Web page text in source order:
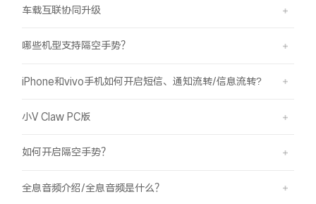
车载互联协同升级
哪些机型支持隔空手势？
iPhone和vivo手机如何开启短信、通知流转/信息流转?
小V Claw PC版
如何开启隔空手势？
全息音频介绍/全息音频是什么？